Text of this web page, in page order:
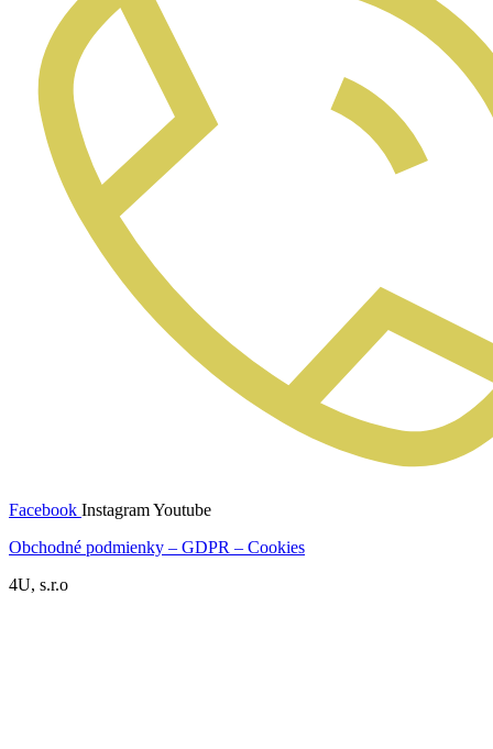
Facebook InstagramYoutube
Obchodné podmienky – GDPR – Cookies
4U, s.r.o